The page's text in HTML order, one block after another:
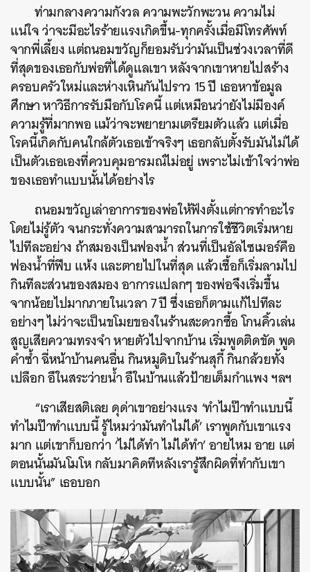
ท่ามกลางความกังวล ความพะวักพะวน ความไม่
แน่ใจ ว่าจะมีอะไรร้ายแรงเกิดขึ้น-ทุกครั้งเมื่อมีโทรศัพท์
จากพี่เลี้ยง แต่ถนอมขวัญก็ยอมรับว่ามันเป็นช่วงเวลาที่ดี
ที่สุดของเธอกับพ่อที่ได้ดูแลเขา หลังจากเขาหายไปสร้าง
ครอบครัวใหม่และห่างเหินกันไปราว 15 ปี เธอหาข้อมูล
ศึกษา หาวิธีการรับมือกับโรคนี้ แต่เหมือนว่ายังไม่มีองค์
ความรู้ที่มากพอ แม้ว่าจะพยายามเตรียมตัวแล้ว แต่เมื่อ
โรคนี้เกิดกับคนใกล้ตัวเธอเข้าจริงๆ เธอกลับตั้งรับมันไม่ได้
เป็นตัวเธอเองที่ควบคุมอารมณ์ไม่อยู่ เพราะไม่เข้าใจว่าพ่อ
ของเธอทำแบบนั้นได้อย่างไร
ถนอมขวัญเล่าอาการของพ่อให้ฟังตั้งแต่การทำอะไร
โดยไม่รู้ตัว จนกระทั่งความสามารถในการใช้ชีวิตเริ่มหาย
ไปทีละอย่าง ถ้าสมองเป็นฟองน้ำ ส่วนที่เป็นอัลไซเมอร์คือ
ฟองน้ำที่ฟีบ แห้ง และตายไปในที่สุด แล้วเชื้อก็เริ่มลามไป
กินทีละส่วนของสมอง อาการแปลกๆ ของพ่อจึงเริ่มขึ้น
จากน้อยไปมากภายในเวลา 7 ปี ซึ่งเธอก็ตามแก้ไปทีละ
อย่างๆ ไม่ว่าจะเป็นขโมยของในร้านสะดวกซื้อ โกนคิ้วเล่น
สูญเสียความทรงจำ หายตัวไปจากบ้าน เริ่มพูดติดขัด พูด
คำซ้ำ ฉี่หน้าบ้านคนอื่น กินหมูดิบในร้านสุกี้ กินกล้วยทั้ง
เปลือก อึในสระว่ายน้ำ อึในบ้านแล้วป้ายเต็มกำแพง ฯลฯ
“เราเสียสติเลย ดุด่าเขาอย่างแรง ‘ทำไมป๊าทำแบบนี้
ทำไมป๊าทำแบบนี้ รู้ไหมว่ามันทำไม่ได้’ เราพูดกับเขาแรง
มาก แต่เขาก็บอกว่า ‘ไม่ได้ทำ ไม่ได้ทำ’ อายไหม อาย แต่
ตอนนั้นมันโมโห กลับมาคิดทีหลังเรารู้สึกผิดที่ทำกับเขา
แบบนั้น” เธอบอก
ค้นหา
SHARE TWEET LINE EMAIL